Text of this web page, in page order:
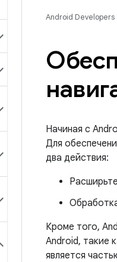
Android Developers
Начиная с
Для
два действия:
Кроме того,
Android, такие
является